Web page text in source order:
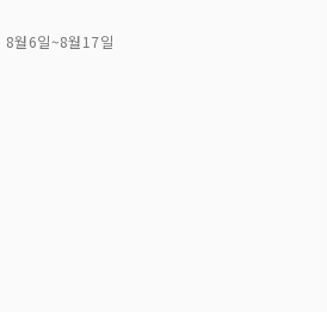
8월6일~8월17일